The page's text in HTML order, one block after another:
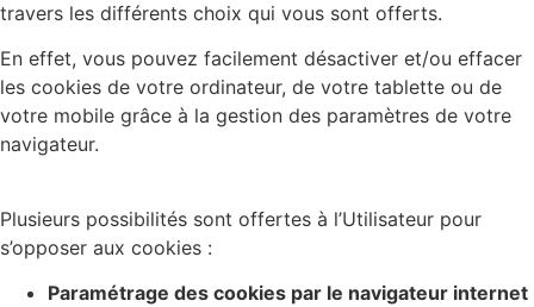
travers les différents choix qui vous sont offerts.
En effet, vous pouvez facilement désactiver et/ou effacer
les cookies de votre ordinateur, de votre tablette ou de
votre mobile grâce à la gestion des paramètres de votre
navigateur.
Plusieurs possibilités sont offertes à l’Utilisateur pour
s’opposer aux cookies :
Paramétrage des cookies par le navigateur internet